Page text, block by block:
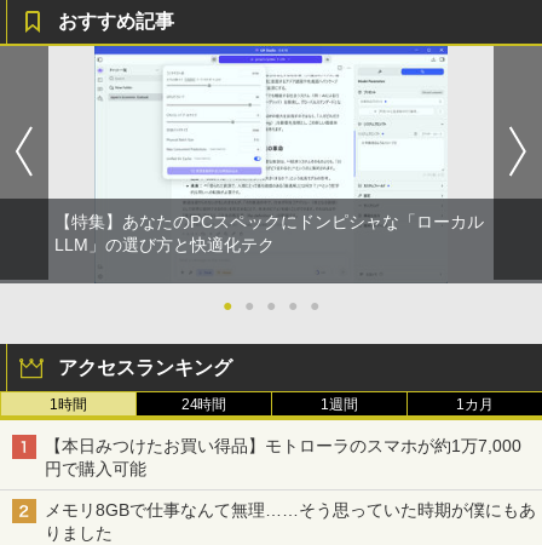
DELL デル・テクノロジーズ Dell Pro 2
3.8 ディスプレイ E2425HM 【法人限
定】【NE直】
￥12,700
Yoothi 互換品 11.6インチ ASUS B1100
R1100F BR1100FKA B1100FKA-BP135
4XA B1100FKA-BP0402RA 対応 1366x7
チスクリーン タッチ機能付き液晶パネル
修理交換用液晶タッチパネル ベゼル付き
￥13,800
3
モニター 27インチ 144Hz FHD pcモニタ
ー フリッカーレス FullHD ブルーライト
角川まんが学習シリーズ 世界の歴史
全20巻定番セット [ 羽田 正 ]
￥24,200
途上の王国 一号線を北上せよ モロッ
コ天涯編 [ 沢木耕太郎 ]
￥2,310
3
魔女と傭兵（9） 【電子書籍】[ 宮木真人
]
￥792
おすすめ記事
【特集】あなたのPCスペックにドンピシャな「ローカル
LLM」の選び方と快適化テク
● ● ● ● ●
アクセスランキング
1時間 24時間 1週間 1カ月
【本日みつけたお買い得品】モトローラのスマホが約1万7,000
円で購入可能
メモリ8GBで仕事なんて無理……そう思っていた時期が僕にもあ
りました